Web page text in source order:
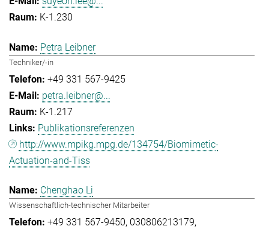
K-1.230
Petra Leibner
Techniker/-in
+49 331 567-9425
petra.leibner@...
K-1.217
Publikationsreferenzen
http://www.mpikg.mpg.de/134754/Biomimetic-
Actuation-and-Tiss
Chenghao Li
Wissenschaftlich-technischer Mitarbeiter
+49 331 567-9450 030806213179